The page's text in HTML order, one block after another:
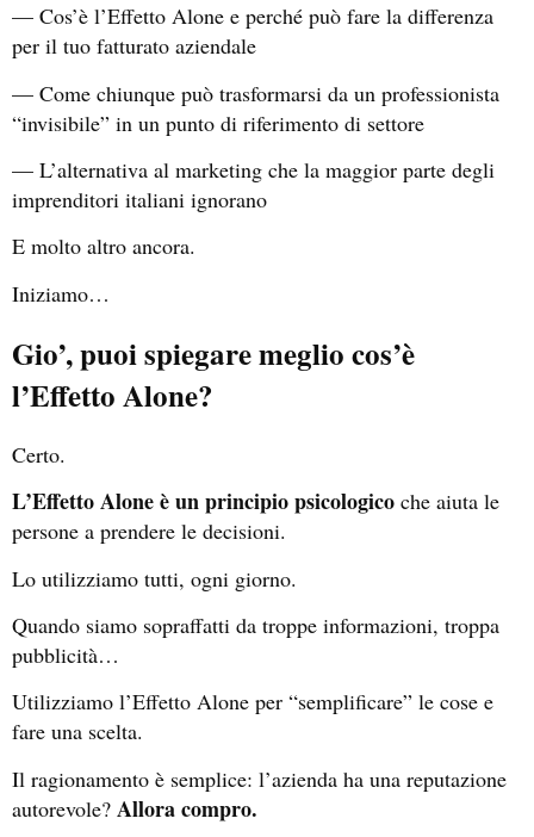
— Cos’è l’Effetto Alone e perché può fare la differenza
per il tuo fatturato aziendale
— Come chiunque può trasformarsi da un professionista
“invisibile” in un punto di riferimento di settore
— L’alternativa al marketing che la maggior parte degli
imprenditori italiani ignorano
E molto altro ancora.
Iniziamo…
Gio’, puoi spiegare meglio cos’è
l’Effetto Alone?
Certo.
L’Effetto Alone è un principio psicologico che aiuta le
persone a prendere le decisioni.
Lo utilizziamo tutti, ogni giorno.
Quando siamo sopraffatti da troppe informazioni, troppa
pubblicità…
Utilizziamo l’Effetto Alone per “semplificare” le cose e
fare una scelta.
Il ragionamento è semplice: l’azienda ha una reputazione
autorevole? Allora compro.